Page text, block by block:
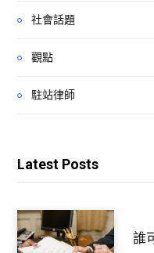
社會話題
觀點
駐站律師
Latest Posts
誰